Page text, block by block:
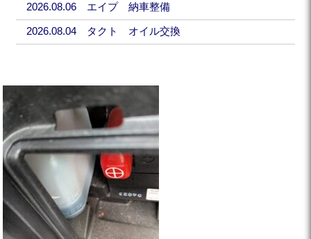
2026.08.06 エイプ 納車整備
2026.08.04 タクト オイル交換